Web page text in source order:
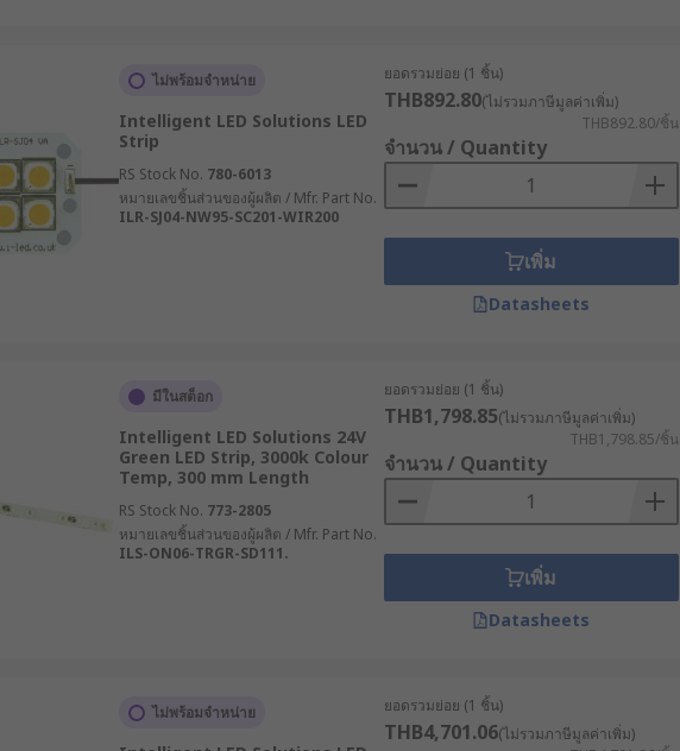
ไม่พร้อมจำหน่าย
Intelligent LED Solutions LED
Strip
RS Stock No. 780-6013
หมายเลขชิ้นส่วนของผู้ผลิต / Mfr. Part No.
ILR-SJ04-NW95-SC201-WIR200
ยอดรวมย่อย (1 ชิ้น)
THB892.80(ไม่รวมภาษีมูลค่าเพิ่ม)
THB892.80/ชิ้น
จำนวน / Quantity
เพิ่ม
Datasheets
มีในสต็อก
Intelligent LED Solutions 24V
Green LED Strip, 3000k Colour
Temp, 300 mm Length
RS Stock No. 773-2805
หมายเลขชิ้นส่วนของผู้ผลิต / Mfr. Part No.
ILS-ON06-TRGR-SD111.
ยอดรวมย่อย (1 ชิ้น)
THB1,798.85(ไม่รวมภาษีมูลค่าเพิ่ม)
THB1,798.85/ชิ้น
จำนวน / Quantity
เพิ่ม
Datasheets
ไม่พร้อมจำหน่าย ยอดรวมย่อย (1 ชิ้น)
THB4,701.06(ไม่รวมภาษีมูลค่าเพิ่ม)